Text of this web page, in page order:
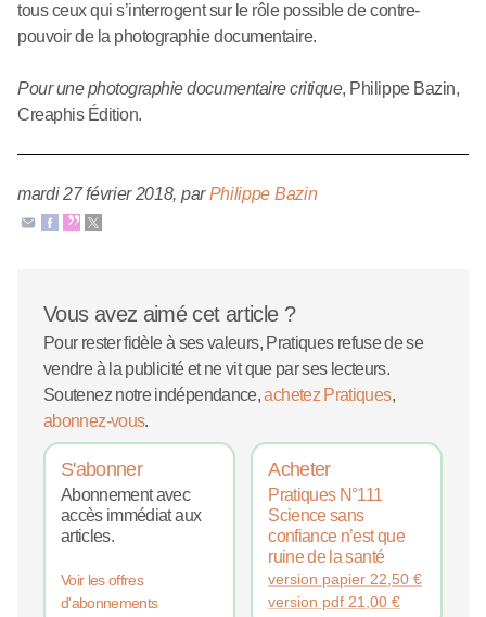
tous ceux qui s’interrogent sur le rôle possible de contre-
pouvoir de la photographie documentaire.
Pour une photographie documentaire critique, Philippe Bazin,
Creaphis Édition.
mardi 27 février 2018, parPhilippe Bazin
Vous avez aimé cet article ?
Pour rester fidèle à ses valeurs, Pratiques refuse de se
vendre à la publicité et ne vit que par ses lecteurs.
Soutenez notre indépendance,achetez Pratiques,
abonnez-vous.
S'abonner
Abonnement avec
accès immédiat aux
articles.
Voir les offres
d'abonnements
Acheter
Pratiques N°111
Science sans
confiance n’est que
ruine de la santé
version papier 22,50€
version pdf 21,00€